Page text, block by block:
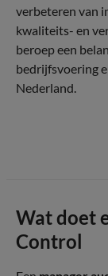
verbeteren van
kwaliteits- en
beroep een
bedrijfsvoering
Nederland.
Wat doet
Control